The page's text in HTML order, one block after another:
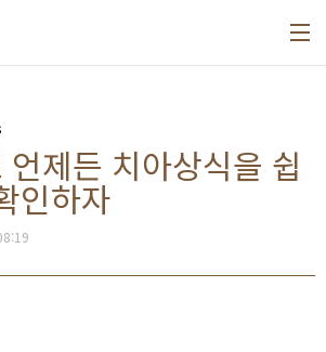
제든 치아상식을 쉽
인하자